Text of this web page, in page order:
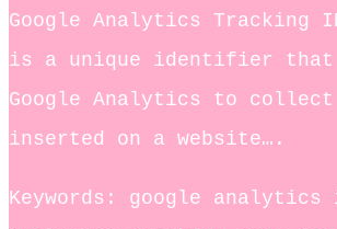
Google Analytics Tracking
is a unique identifier that
Google Analytics to collect
inserted on a website….
Keywords: google